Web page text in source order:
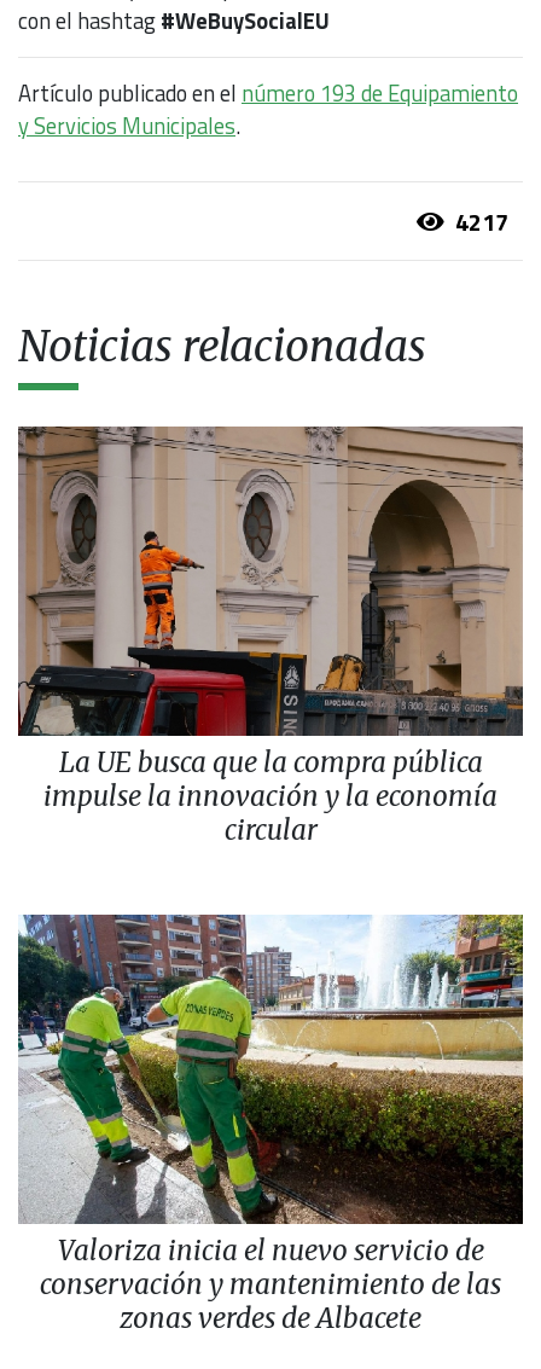
con el hashtag#WeBuySocialEU
Artículo publicado en el número 193 de Equipamiento
y Servicios Municipales.
4217
Noticias relacionadas
La UE busca que la compra pública
impulse la innovación y la economía
circular
Valoriza inicia el nuevo servicio de
conservación y mantenimiento de las
zonas verdes de Albacete